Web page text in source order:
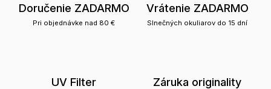
Doručenie ZADARMO
Pri objednávke nad 80 €
Vrátenie ZADARMO
Slnečných okuliarov do 15 dní
UV Filter Záruka originality